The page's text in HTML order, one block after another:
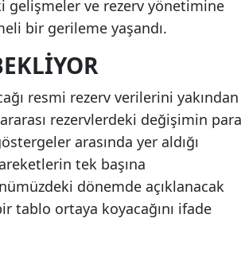
gelişmeler ve rezerv yönetimine
bir gerileme yaşandı.
resmi rezerv verilerini yakından
rezervlerdeki değişimin para
arasında yer aldığı
tek başına
dönemde açıklanacak
tablo ortaya koyacağını ifade